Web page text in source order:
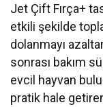
Jet Çift Fırça+
etkili şekilde
dolanmayı
sonrası bakım
evcil hayvan
pratik hale